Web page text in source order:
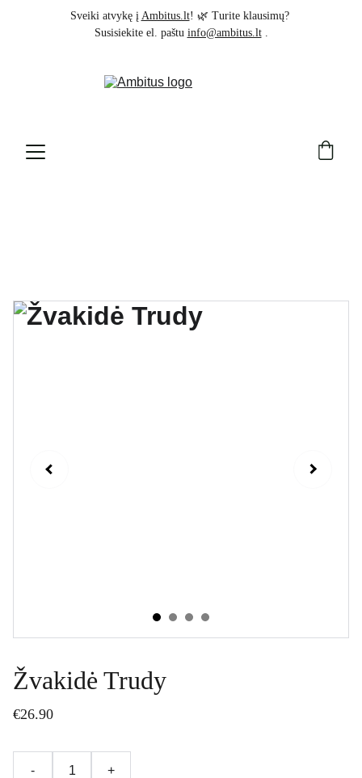
Sveiki atvykę į Ambitus.lt! 🌿 Turite klausimų?
Susisiekite el. paštu info@ambitus.lt .
Žvakidė Trudy
€26.90
- +